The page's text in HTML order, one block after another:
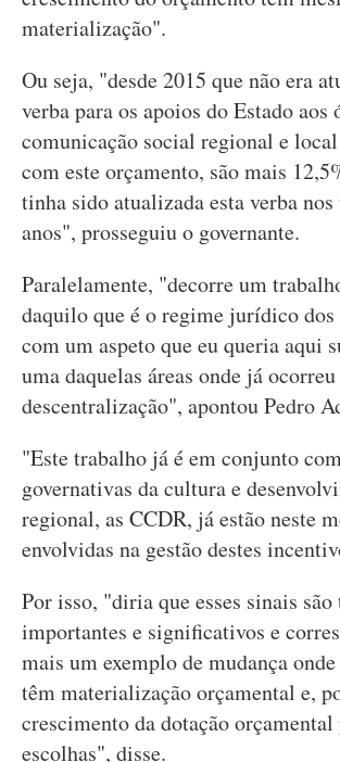
materialização".
Ou seja, "desde 2015 que não era
verba para os apoios do Estado aos
comunicação social regional e
com este orçamento, são mais
tinha sido atualizada esta verba
anos", prosseguiu o governante.
Paralelamente, "decorre um
daquilo que é o regime jurídico
com um aspeto que eu queria aqui
uma daquelas áreas onde já
descentralização", apontou Pedro
"Este trabalho já é em conjunto
governativas da cultura e
regional, as CCDR, já estão neste
envolvidas na gestão destes
Por isso, "diria que esses sinais são
importantes e significativos e
mais um exemplo de mudança
têm materialização orçamental e,
crescimento da dotação
escolhas", disse.